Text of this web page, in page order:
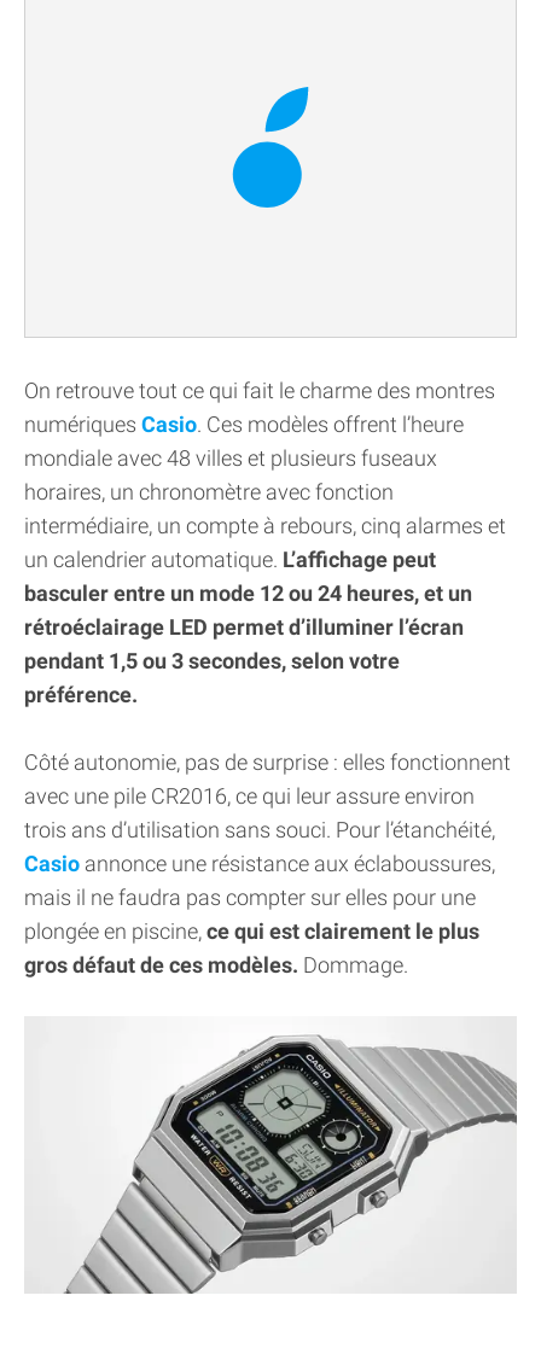
On retrouve tout ce qui fait le charme des montres
numériques Casio. Ces modèles offrent l’heure
mondiale avec 48 villes et plusieurs fuseaux
horaires, un chronomètre avec fonction
intermédiaire, un compte à rebours, cinq alarmes et
un calendrier automatique. L’affichage peut
basculer entre un mode 12 ou 24 heures, et un
rétroéclairage LED permet d’illuminer l’écran
pendant 1,5 ou 3 secondes, selon votre
préférence.
Côté autonomie, pas de surprise : elles fonctionnent
avec une pile CR2016, ce qui leur assure environ
trois ans d’utilisation sans souci. Pour l’étanchéité,
Casio annonce une résistance aux éclaboussures,
mais il ne faudra pas compter sur elles pour une
plongée en piscine,ce qui est clairement le plus
gros défaut de ces modèles. Dommage.